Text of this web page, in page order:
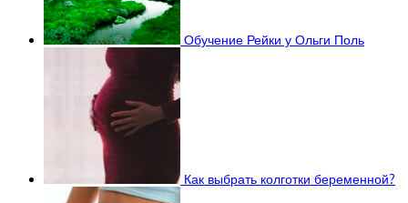
Обучение Рейки у Ольги Поль
Как выбрать колготки беременной?